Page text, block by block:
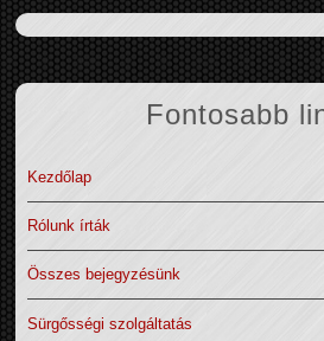
Fontosabb
Kezdőlap
Rólunk írták
Összes bejegyzésünk
Sürgősségi szolgáltatás